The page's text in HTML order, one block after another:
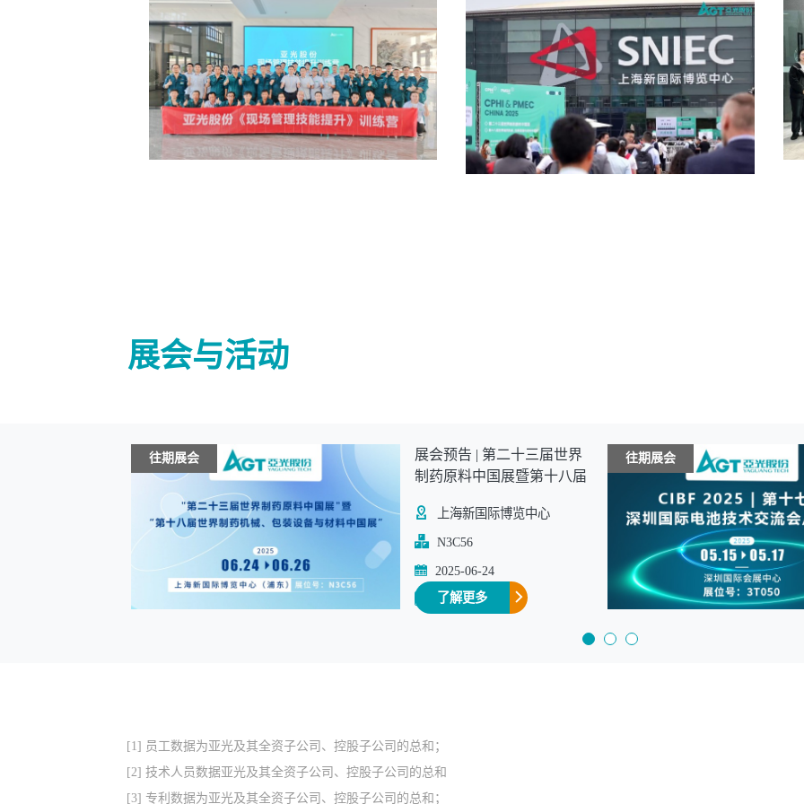
展会与活动
往期展会
展会预告 | 第二十三届世界
制药原料中国展暨第十八届
材料中国展
上海新国际博览中心
N3C56
2025-06-24
展会
了解更多
往期展会
[1] 员工数据为亚光及其全资子公司、控股子公司的总和；
[2] 技术人员数据亚光及其全资子公司、控股子公司的总和
[3] 专利数据为亚光及其全资子公司、控股子公司的总和；